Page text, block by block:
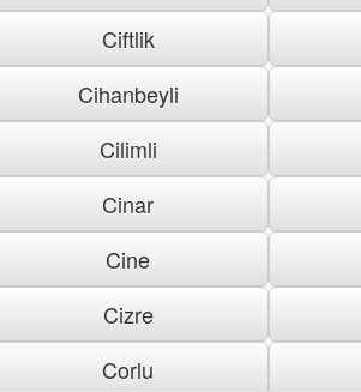
Ciftlik
Cihanbeyli
Cilimli
Cinar
Cine
Cizre
Corlu